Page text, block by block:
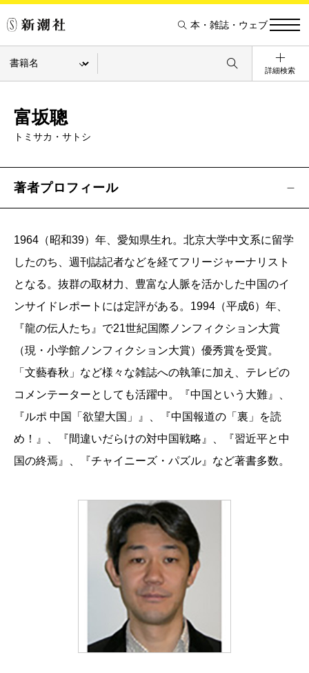
本・雑誌・ウェブ
詳細検索
富坂聰
トミサカ・サトシ
著者プロフィール
1964（昭和39）年、愛知県生れ。北京大学中文系に留学
したのち、週刊誌記者などを経てフリージャーナリスト
となる。抜群の取材力、豊富な人脈を活かした中国のイ
ンサイドレポートには定評がある。1994（平成6）年、
『龍の伝人たち』で21世紀国際ノンフィクション大賞
（現・小学館ノンフィクション大賞）優秀賞を受賞。
「文藝春秋」など様々な雑誌への執筆に加え、テレビの
コメンテーターとしても活躍中。『中国という大難』、
『ルポ 中国「欲望大国」』、『中国報道の「裏」を読
め！』、『間違いだらけの対中国戦略』、『習近平と中
国の終焉』、『チャイニーズ・パズル』など著書多数。